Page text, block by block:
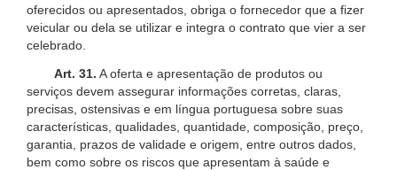
oferecidos ou apresentados, obriga o fornecedor que a fizer
veicular ou dela se utilizar e integra o contrato que vier a ser
celebrado.
Art. 31. A oferta e apresentação de produtos ou
serviços devem assegurar informações corretas, claras,
precisas, ostensivas e em língua portuguesa sobre suas
características, qualidades, quantidade, composição, preço,
garantia, prazos de validade e origem, entre outros dados,
bem como sobre os riscos que apresentam à saúde e